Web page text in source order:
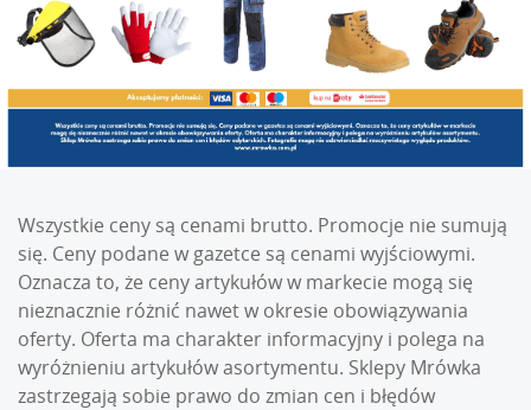
Wszystkie ceny są cenami brutto. Promocje nie sumują
się. Ceny podane w gazetce są cenami wyjściowymi.
Oznacza to, że ceny artykułów w markecie mogą się
nieznacznie różnić nawet w okresie obowiązywania
oferty. Oferta ma charakter informacyjny i polega na
wyróżnieniu artykułów asortymentu. Sklepy Mrówka
zastrzegają sobie prawo do zmian cen i błędów